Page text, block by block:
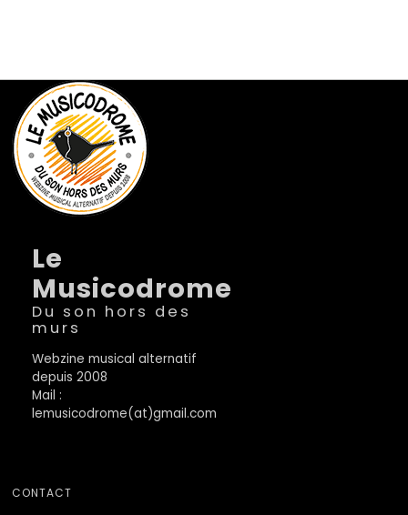
Le
Musicodrome
Du son hors des
murs
Webzine musical alternatif
depuis 2008
Mail :
lemusicodrome(at)gmail.com
CONTACT